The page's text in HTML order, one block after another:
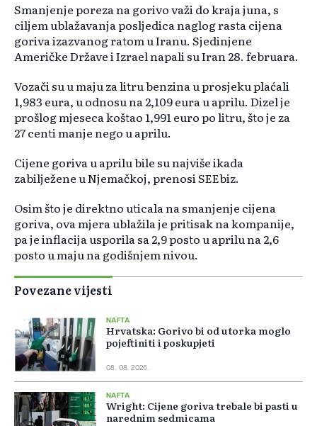
Smanjenje poreza na gorivo važi do kraja juna, s
ciljem ublažavanja posljedica naglog rasta cijena
goriva izazvanog ratom u Iranu. Sjedinjene
Američke Države i Izrael napali su Iran 28. februara.
Vozači su u maju za litru benzina u prosjeku plaćali
1,983 eura, u odnosu na 2,109 eura u aprilu. Dizel je
prošlog mjeseca koštao 1,991 euro po litru, što je za
27 centi manje nego u aprilu.
Cijene goriva u aprilu bile su najviše ikada
zabilježene u Njemačkoj, prenosi SEEbiz.
Osim što je direktno uticala na smanjenje cijena
goriva, ova mjera ublažila je pritisak na kompanije,
pa je inflacija usporila sa 2,9 posto u aprilu na 2,6
posto u maju na godišnjem nivou.
Povezane vijesti
NAFTA
Hrvatska: Gorivo bi od utorka moglo
pojeftiniti i poskupjeti
08. 08. 2026.
NAFTA
Wright: Cijene goriva trebale bi pasti u
narednim sedmicama